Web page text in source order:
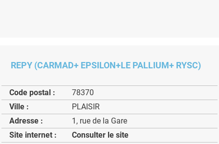
REPY (CARMAD+ EPSILON+LE PALLIUM+ RYSC)
Code postal :
78370
Ville :
PLAISIR
Adresse :
1, rue de la Gare
Site internet :
Consulter le site